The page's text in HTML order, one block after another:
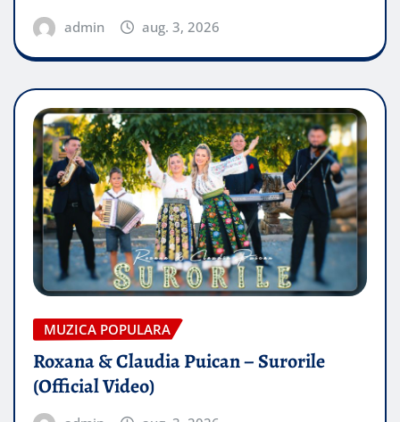
admin aug. 3, 2026
MUZICA POPULARA
Roxana & Claudia Puican – Surorile
(Official Video)